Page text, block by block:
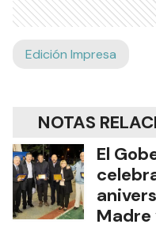
Edición Impresa
NOTAS
El
Madre